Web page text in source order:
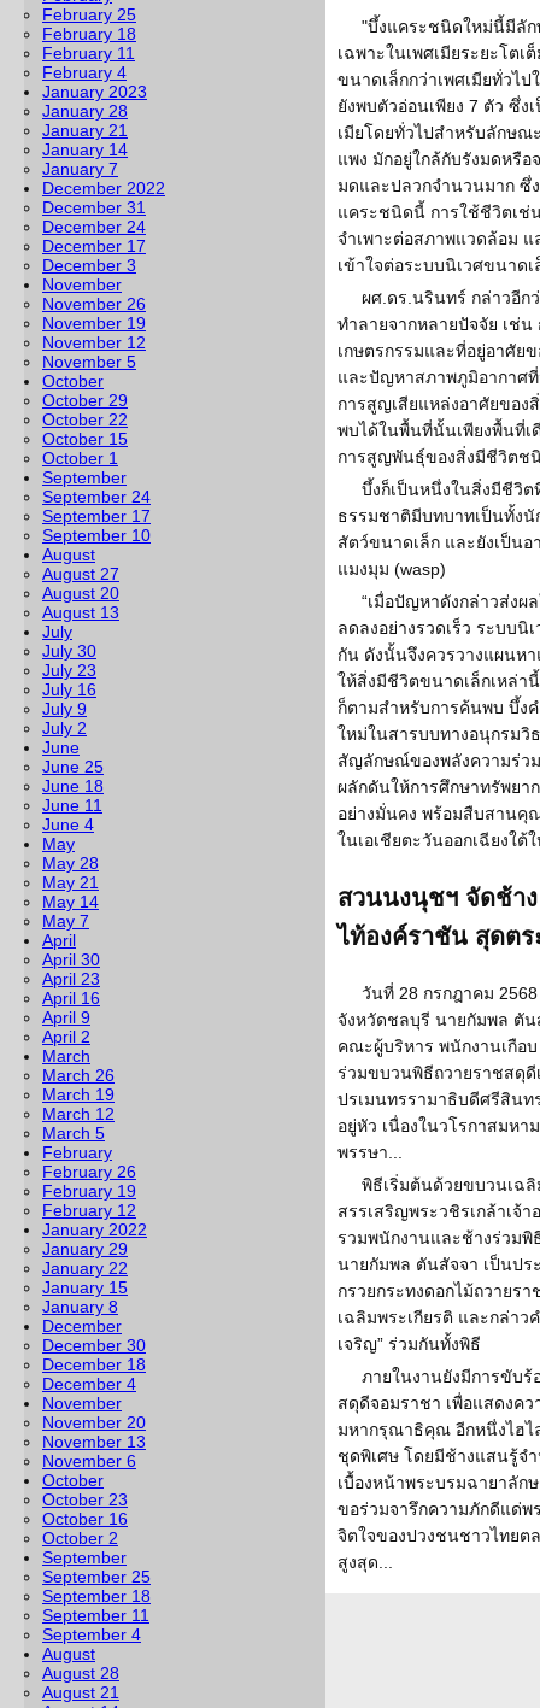
February 25
February 18
February 11
February 4
January 2023
January 28
January 21
January 14
January 7
December 2022
December 31
December 24
December 17
December 3
November
November 26
November 19
November 12
November 5
October
October 29
October 22
October 15
October 1
September
September 24
September 17
September 10
August
August 27
August 20
August 13
July
July 30
July 23
July 16
July 9
July 2
June
June 25
June 18
June 11
June 4
May
May 28
May 21
May 14
May 7
April
April 30
April 23
April 16
April 9
April 2
March
March 26
March 19
March 12
March 5
February
February 26
February 19
February 12
January 2022
January 29
January 22
January 15
January 8
December
December 30
December 18
December 4
November
November 20
November 13
November 6
October
October 23
October 16
October 2
September
September 25
September 18
September 11
September 4
August
August 28
August 21
"บึ้งแคระชนิดใหม่นี้มีลั
เฉพาะในเพศเมียระยะโต
ขนาดเล็กกว่าเพศเมียทั่วไป
ยังพบตัวอ่อนเพียง 7 ตัว ซึ่ง
เมียโดยทั่วไปสำหรับลักษณ
แพง มักอยู่ใกล้กับรังมดหรื
มดและปลวกจำนวนมาก ซึ่
แคระชนิดนี้ การใช้ชีวิตเช่
จำเพาะต่อสภาพแวดล้อม
เข้าใจต่อระบบนิเวศขนาด
ผศ.ดร.นรินทร์ กล่าวอี
ทำลายจากหลายปัจจัย เช่
เกษตรกรรมและที่อยู่อาศัย
และปัญหาสภาพภูมิอากาศที่
การสูญเสียแหล่งอาศัยของ
พบได้ในพื้นที่นั้นเพียงพื้นที่เ
การสูญพันธุ์ของสิ่งมีชีวิตช
บึ้งก็เป็นหนึ่งในสิ่งมีชีวิ
ธรรมชาติมีบทบาทเป็นทั้ง
สัตว์ขนาดเล็ก และยังเป็น
แมงมุม (wasp)
“เมื่อปัญหาดังกล่าวส่ง
ลดลงอย่างรวดเร็ว ระบบ
กัน ดังนั้นจึงควรวางแผนห
ให้สิ่งมีชีวิตขนาดเล็กเหล่า
ก็ตามสำหรับการค้นพบ บึ้งค
ใหม่ในสารบบทางอนุกรมวิ
สัญลักษณ์ของพลังความร่ว
ผลักดันให้การศึกษาทรัพย
อย่างมั่นคง พร้อมสืบสานคุ
ในเอเชียตะวันออกเฉียงใต้
สวนนงนุชฯ จัดช้า
ไท้องค์ราชัน สุดตร
วันที่ 28 กรกฎาคม
จังหวัดชลบุรี นายกัมพล ตั
คณะผู้บริหาร พนักงานเกือ
ร่วมขบวนพิธีถวายราชสดุดี
ปรเมนทรรามาธิบดีศรีสินท
อยู่หัว เนื่องในวโรกาสมห
พรรษา...
พิธีเริ่มต้นด้วยขบวนเฉลิ
สรรเสริญพระวชิรเกล้าเจ้
รวมพนักงานและช้างร่วม
นายกัมพล ตันสัจจา เป็นปร
กรวยกระทงดอกไม้ถวายร
เฉลิมพระเกียรติ และกล่าว
เจริญ” ร่วมกันทั้งพิธี
ภายในงานยังมีการขับร้
สดุดีจอมราชา เพื่อแสดงค
มหากรุณาธิคุณ อีกหนึ่งไฮไ
ชุดพิเศษ โดยมีช้างแสนรู้จ
เบื้องหน้าพระบรมฉายาลั
ขอร่วมจารึกความภักดีแด่พ
จิตใจของปวงชนชาวไทยต
สูงสุด...